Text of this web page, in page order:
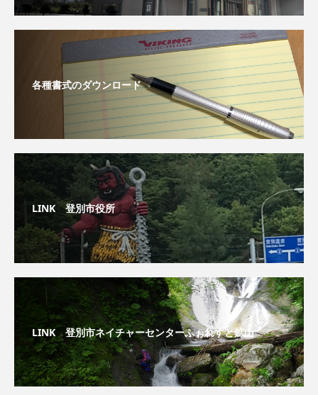
各種書式のダウンロード
LINK 登別市役所
LINK 登別市ネイチャーセンターふぉれすと鉱山